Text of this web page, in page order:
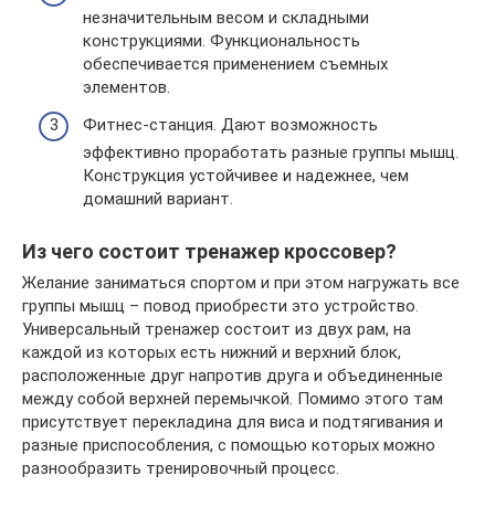
незначительным весом и складными
конструкциями. Функциональность
обеспечивается применением съемных
элементов.
Фитнес-станция. Дают возможность
эффективно проработать разные группы мышц.
Конструкция устойчивее и надежнее, чем
домашний вариант.
Из чего состоит тренажер кроссовер?
Желание заниматься спортом и при этом нагружать все
группы мышц – повод приобрести это устройство.
Универсальный тренажер состоит из двух рам, на
каждой из которых есть нижний и верхний блок,
расположенные друг напротив друга и объединенные
между собой верхней перемычкой. Помимо этого там
присутствует перекладина для виса и подтягивания и
разные приспособления, с помощью которых можно
разнообразить тренировочный процесс.